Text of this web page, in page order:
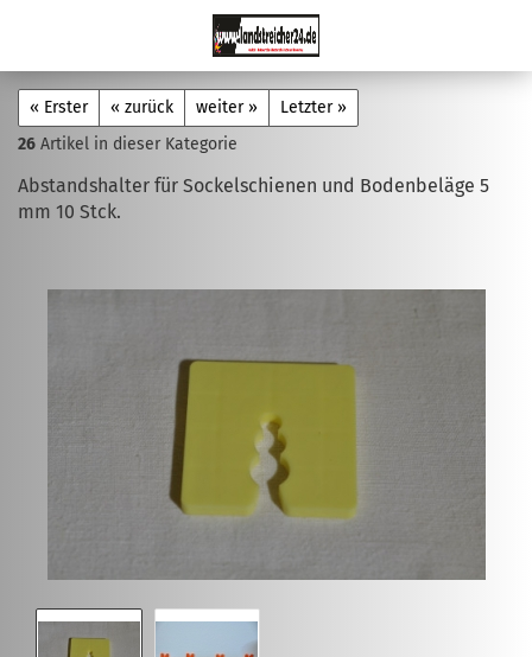
« Erster « zurück weiter »
Letzter »
26 Artikel in dieser Kategorie
Abstandshalter für Sockelschienen und Bodenbeläge 5
mm 10 Stck.